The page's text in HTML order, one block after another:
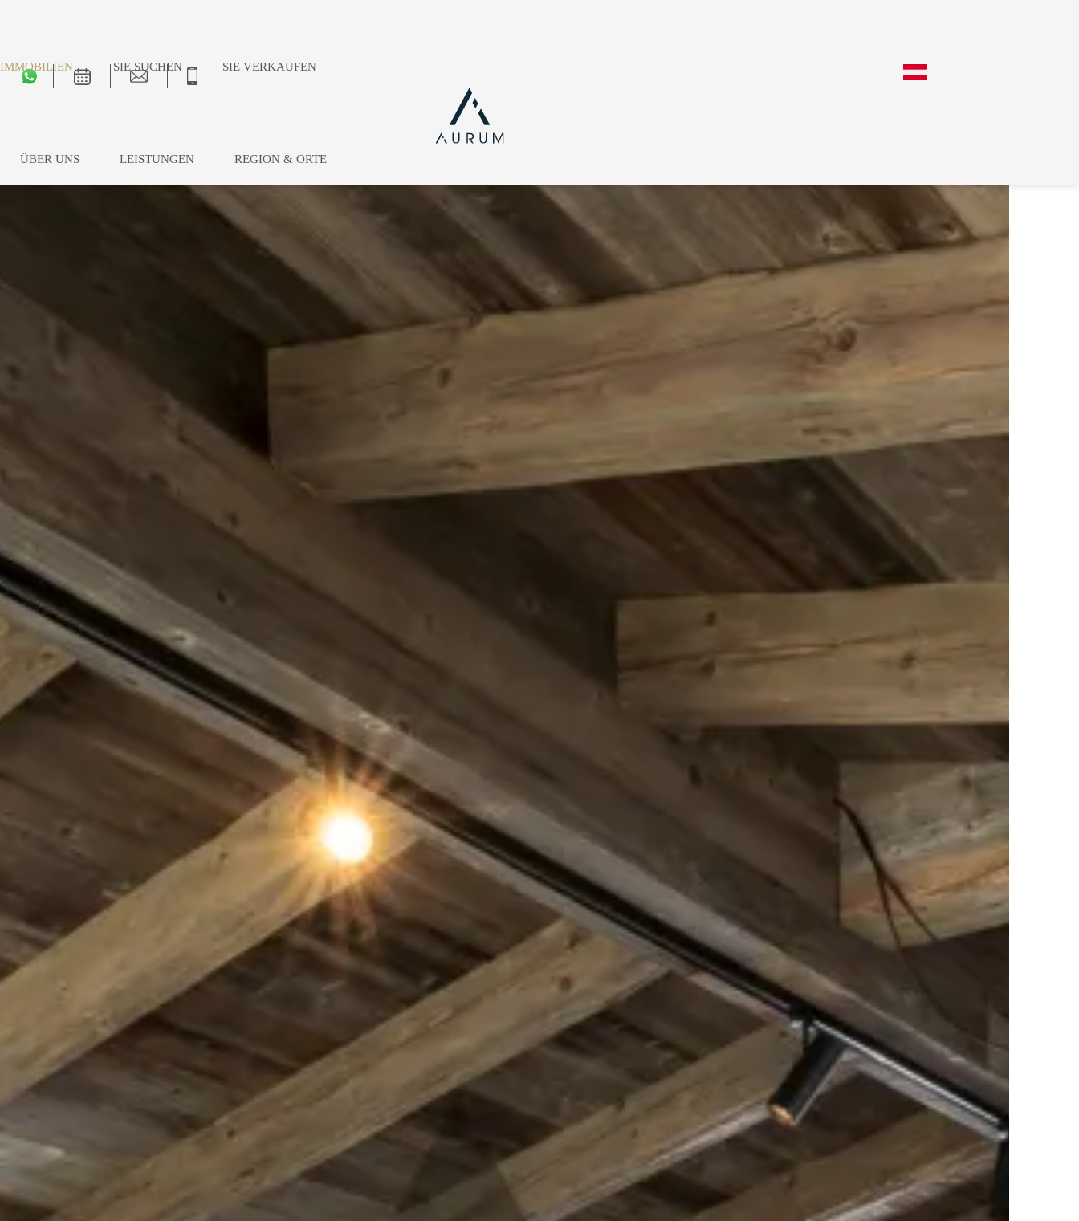
IMMOBILIEN SIE SUCHEN SIE VERKAUFEN
ÜBER UNS LEISTUNGEN REGION & ORTE